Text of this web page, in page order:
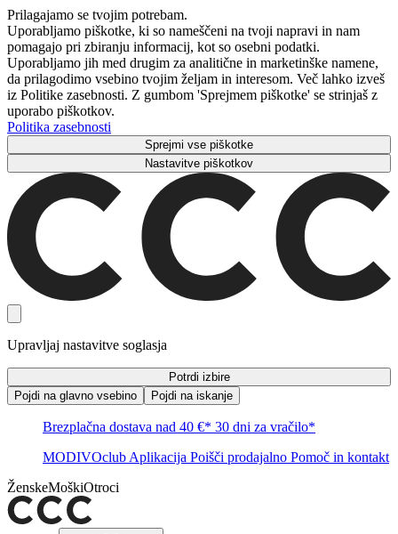
Prilagajamo se tvojim potrebam.
Uporabljamo piškotke, ki so nameščeni na tvoji napravi in ​​nam
pomagajo pri zbiranju informacij, kot so osebni podatki.
Uporabljamo jih med drugim za analitične in marketinške namene,
da prilagodimo vsebino tvojim željam in interesom. Več lahko izveš
iz Politike zasebnosti. Z gumbom 'Sprejmem piškotke' se strinjaš z
uporabo piškotkov.
Politika zasebnosti
Sprejmi vse piškotke
Nastavitve piškotkov
Upravljaj nastavitve soglasja
Potrdi izbire
Pojdi na glavno vsebino
Pojdi na iskanje
Brezplačna dostava nad 40 €* 30 dni za vračilo*
MODIVOclub Aplikacija Poišči prodajalno Pomoč in kontakt
ŽenskeMoškiOtroci